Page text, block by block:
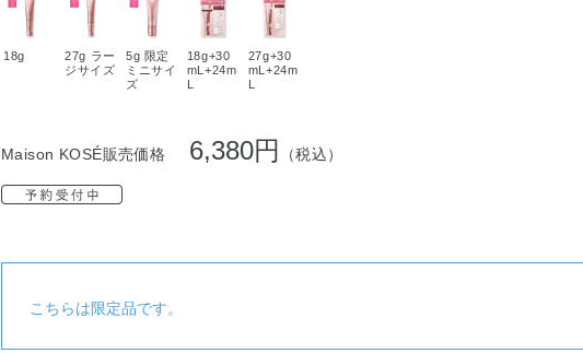
18g
27g ラー
ジサイズ
5g 限定
ミニサイ
ズ
18g+30
mL+24m
L
27g+30
mL+24m
L
Maison KOSÉ販売価格 6,380円 （税込）
こちらは限定品です。